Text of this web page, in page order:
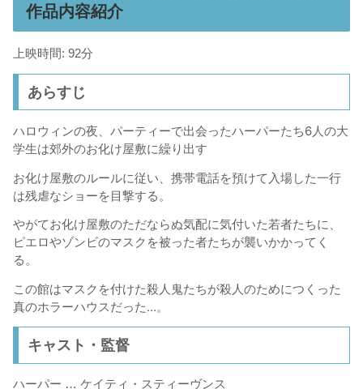
作品内容紹介
上映時間: 92分
あらすじ
ハロウィンの夜、パーティーで出会ったハーパーたち6人の大
学生は郊外のお化け屋敷に繰り出す
お化け屋敷のルールに従い、携帯電話を預けて入場した一行
は残虐なショーを目撃する。
やがてお化け屋敷のただならぬ気配に気付いた若者たちに、
ピエロやゾンビのマスクを被った者たちが襲いかかってく
る。
この館はマスクを付けた殺人鬼たちが殺人のためにつくった
真のホラーハウスだった…。
キャスト・監督
ハーパー … ケイティ・スティーヴンス